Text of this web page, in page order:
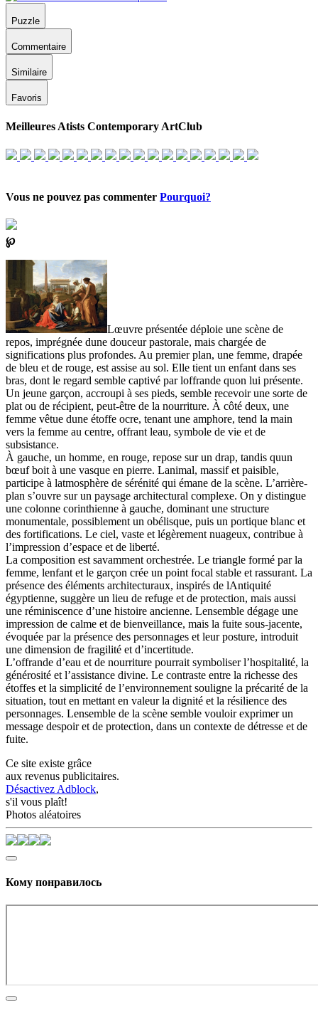
Puzzle
Commentaire
Similaire
Favoris
Meilleures Atists Contemporary ArtClub
Vous ne pouvez pas commenter Pourquoi?
℘
Lœuvre présentée déploie une scène de
repos, imprégnée dune douceur pastorale, mais chargée de
significations plus profondes. Au premier plan, une femme, drapée
de bleu et de rouge, est assise au sol. Elle tient un enfant dans ses
bras, dont le regard semble captivé par loffrande quon lui présente.
Un jeune garçon, accroupi à ses pieds, semble recevoir une sorte de
plat ou de récipient, peut-être de la nourriture. À côté deux, une
femme vêtue dune étoffe ocre, tenant une amphore, tend la main
vers la femme au centre, offrant leau, symbole de vie et de
subsistance.
À gauche, un homme, en rouge, repose sur un drap, tandis quun
bœuf boit à une vasque en pierre. Lanimal, massif et paisible,
participe à latmosphère de sérénité qui émane de la scène. L’arrière-
plan s’ouvre sur un paysage architectural complexe. On y distingue
une colonne corinthienne à gauche, dominant une structure
monumentale, possiblement un obélisque, puis un portique blanc et
des fortifications. Le ciel, vaste et légèrement nuageux, contribue à
l’impression d’espace et de liberté.
La composition est savamment orchestrée. Le triangle formé par la
femme, lenfant et le garçon crée un point focal stable et rassurant. La
présence des éléments architecturaux, inspirés de lAntiquité
égyptienne, suggère un lieu de refuge et de protection, mais aussi
une réminiscence d’une histoire ancienne. Lensemble dégage une
impression de calme et de bienveillance, mais la fuite sous-jacente,
évoquée par la présence des personnages et leur posture, introduit
une dimension de fragilité et d’incertitude.
L’offrande d’eau et de nourriture pourrait symboliser l’hospitalité, la
générosité et l’assistance divine. Le contraste entre la richesse des
étoffes et la simplicité de l’environnement souligne la précarité de la
situation, tout en mettant en valeur la dignité et la résilience des
personnages. Lensemble de la scène semble vouloir exprimer un
message despoir et de protection, dans un contexte de détresse et de
fuite.
Ce site existe grâce
aux revenus publicitaires.
Désactivez Adblock,
s'il vous plaît!
Photos aléatoires
Кому понравилось